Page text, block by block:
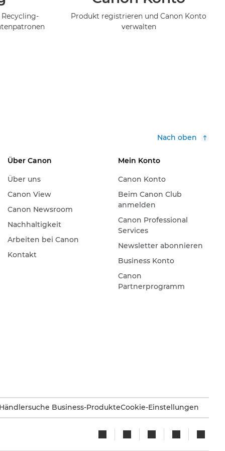
Produkt registrieren und Canon Konto
verwalten
Nach oben
Über Canon
Über uns
Canon View
Canon Newsroom
Nachhaltigkeit
Arbeiten bei Canon
Kontakt
Mein Konto
Canon Konto
Beim Canon Club
anmelden
Canon Professional
Services
Newsletter abonnieren
Business Konto
Canon
Partnerprogramm
Händlersuche Business-ProdukteCookie-Einstellungen